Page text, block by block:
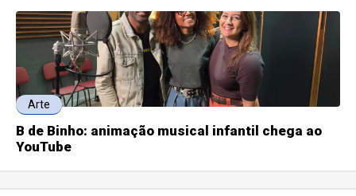
Arte
B de Binho: animação musical infantil chega ao
YouTube